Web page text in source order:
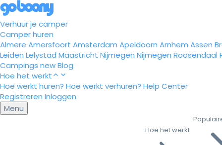
Verhuur je camper
Camper huren
Almere Amersfoort Amsterdam Apeldoorn Arnhem Assen
Leiden Lelystad Maastricht Nijmegen Nijmegen Roosendaal
Campings newBlog
Hoe het werkt
Hoe werkt huren? Hoe werkt verhuren? Help Center
Registreren Inloggen
Menu
Hoe het werkt